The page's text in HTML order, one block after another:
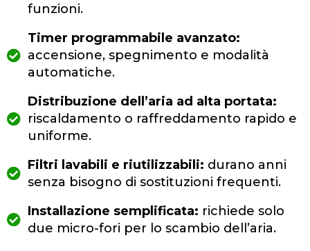
funzioni.
Timer programmabile avanzato:
accensione, spegnimento e modalità
automatiche.
Distribuzione dell’aria ad alta portata:
riscaldamento o raffreddamento rapido e
uniforme.
Filtri lavabili e riutilizzabili: durano anni
senza bisogno di sostituzioni frequenti.
Installazione semplificata: richiede solo
due micro-fori per lo scambio dell’aria.